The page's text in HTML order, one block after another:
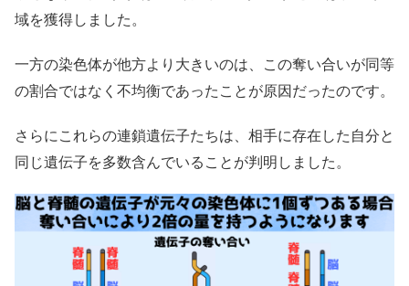
域を獲得しました。
一方の染色体が他方より大きいのは、この奪い合いが同等
の割合ではなく不均衡であったことが原因だったのです。
さらにこれらの連鎖遺伝子たちは、相手に存在した自分と
同じ遺伝子を多数含んでいることが判明しました。